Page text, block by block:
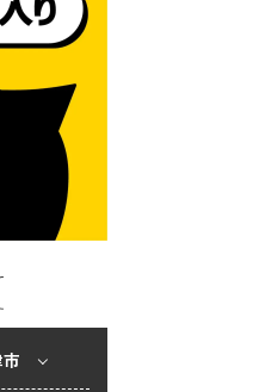
ゴケグ
年経済
第３
覧表」
の家
名の
す
市